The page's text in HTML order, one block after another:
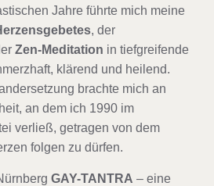
Jahre führte mich meine
, der
Zen-Meditation in tiefgreifende
klärend und heilend.
brachte mich an
an dem ich 1990 im
verließ, getragen von dem
folgen zu dürfen.
GAY-TANTRA – eine